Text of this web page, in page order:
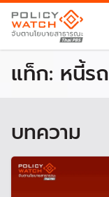
แท็ก: หนี้รถ
บทความ